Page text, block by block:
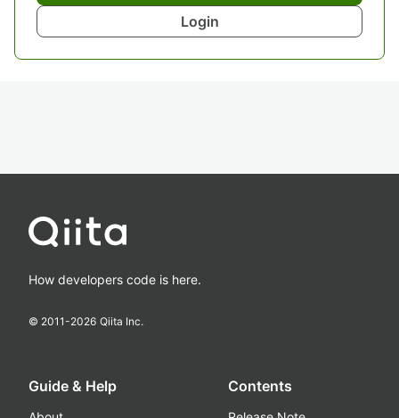
Login
How developers code is here.
© 2011-2026 Qiita Inc.
Guide & Help Contents